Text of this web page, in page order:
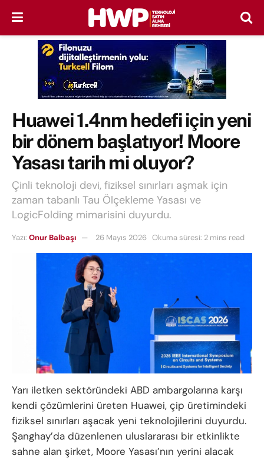
Huawei 1.4nm hedefi için yeni
bir dönem başlatıyor! Moore
Yasası tarih mi oluyor?
Çinli teknoloji devi, fiziksel sınırları aşmak için
zaman tabanlı Tau Ölçekleme Yasası ve
LogicFolding mimarisini duyurdu.
Yazı: Onur Balbaşı 26 Mayıs 2026 Okuma süresi: 2 mins read
Yarı iletken sektöründeki ABD ambargolarına karşı
kendi çözümlerini üreten Huawei, çip üretimindeki
fiziksel sınırları aşacak yeni teknolojilerini duyurdu.
Şanghay’da düzenlenen uluslararası bir etkinlikte
sahne alan şirket, Moore Yasası’nın yerini alacak